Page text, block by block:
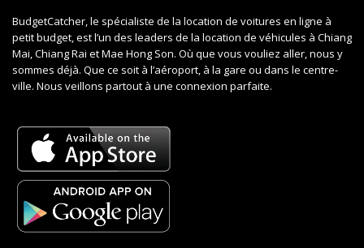
BudgetCatcher, le spécialiste de la location de voitures en ligne à
petit budget, est l’un des leaders de la location de véhicules à Chiang
Mai, Chiang Rai et Mae Hong Son. Où que vous vouliez aller, nous y
sommes déjà. Que ce soit à l’aéroport, à la gare ou dans le centre-
ville. Nous veillons partout à une connexion parfaite.